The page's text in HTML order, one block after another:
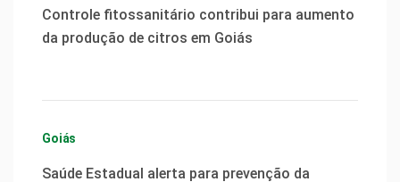
Controle fitossanitário contribui para aumento
da produção de citros em Goiás
Goiás
Saúde Estadual alerta para prevenção da